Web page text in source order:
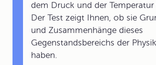
dem Druck und der Temperatur
Der Test zeigt Ihnen, ob sie
und Zusammenhänge dieses
Gegenstandsbereichs der
haben.